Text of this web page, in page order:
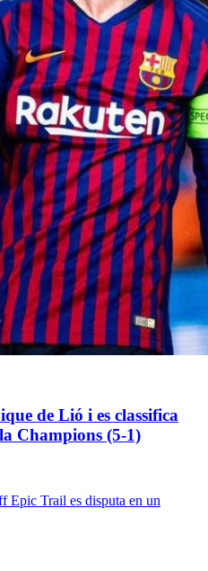
de Lió i es classifica
Champions (5-1)